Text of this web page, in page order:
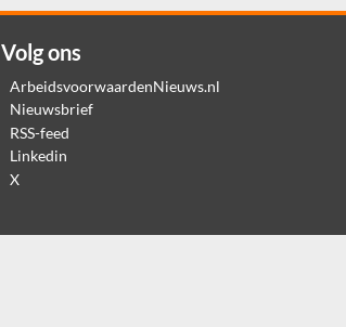
Volg ons
ArbeidsvoorwaardenNieuws.nl
Nieuwsbrief
RSS-feed
Linkedin
X